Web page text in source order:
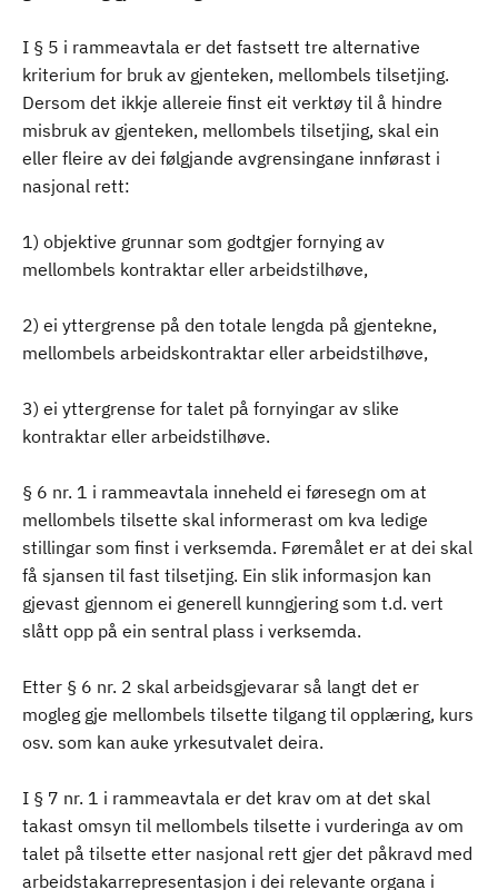
I § 5 i rammeavtala er det fastsett tre alternative
kriterium for bruk av gjenteken, mellombels tilsetjing.
Dersom det ikkje allereie finst eit verktøy til å hindre
misbruk av gjenteken, mellombels tilsetjing, skal ein
eller fleire av dei følgjande avgrensingane innførast i
nasjonal rett:
1) objektive grunnar som godtgjer fornying av
mellombels kontraktar eller arbeidstilhøve,
2) ei yttergrense på den totale lengda på gjentekne,
mellombels arbeidskontraktar eller arbeidstilhøve,
3) ei yttergrense for talet på fornyingar av slike
kontraktar eller arbeidstilhøve.
§ 6 nr. 1 i rammeavtala inneheld ei føresegn om at
mellombels tilsette skal informerast om kva ledige
stillingar som finst i verksemda. Føremålet er at dei skal
få sjansen til fast tilsetjing. Ein slik informasjon kan
gjevast gjennom ei generell kunngjering som t.d. vert
slått opp på ein sentral plass i verksemda.
Etter § 6 nr. 2 skal arbeidsgjevarar så langt det er
mogleg gje mellombels tilsette tilgang til opplæring, kurs
osv. som kan auke yrkesutvalet deira.
I § 7 nr. 1 i rammeavtala er det krav om at det skal
takast omsyn til mellombels tilsette i vurderinga av om
talet på tilsette etter nasjonal rett gjer det påkravd med
arbeidstakarrepresentasjon i dei relevante organa i